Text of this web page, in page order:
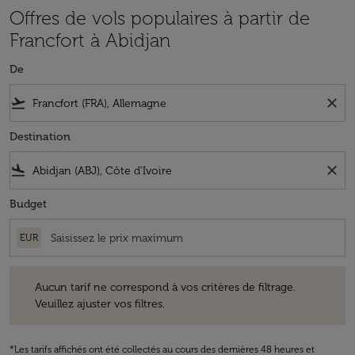
Offres de vols populaires à partir de
Francfort à Abidjan
De
flight_takeoff close
Destination
flight_land close
Budget
EUR
Aucun tarif ne correspond à vos critères de filtrage.
Veuillez ajuster vos filtres.
*Les tarifs affichés ont été collectés au cours des dernières 48 heures et